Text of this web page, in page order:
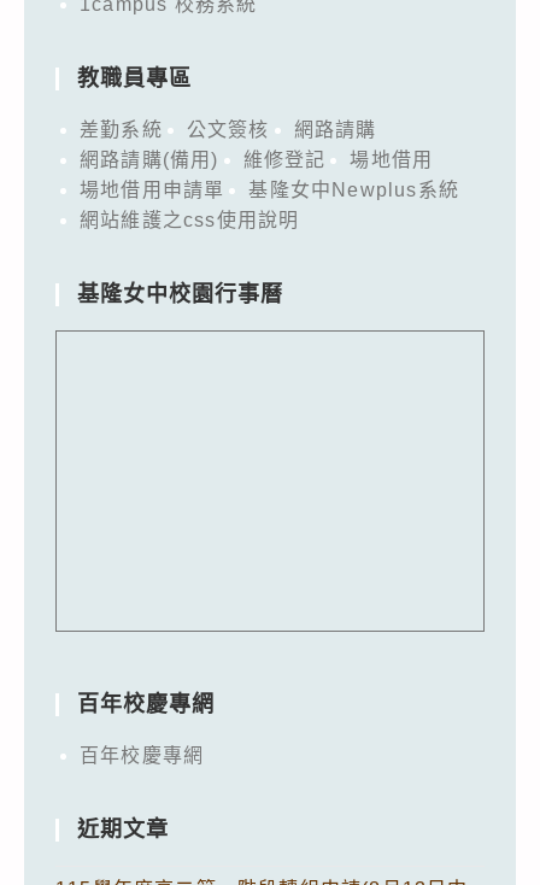
教職員專區
差勤系統 公文簽核
網路請購
網路請購(備用)
維修登記
場地借用
場地借用申請單
基隆女中Newplus系統
網站維護之css使用說明
基隆女中校園行事曆
百年校慶專網
百年校慶專網
近期文章